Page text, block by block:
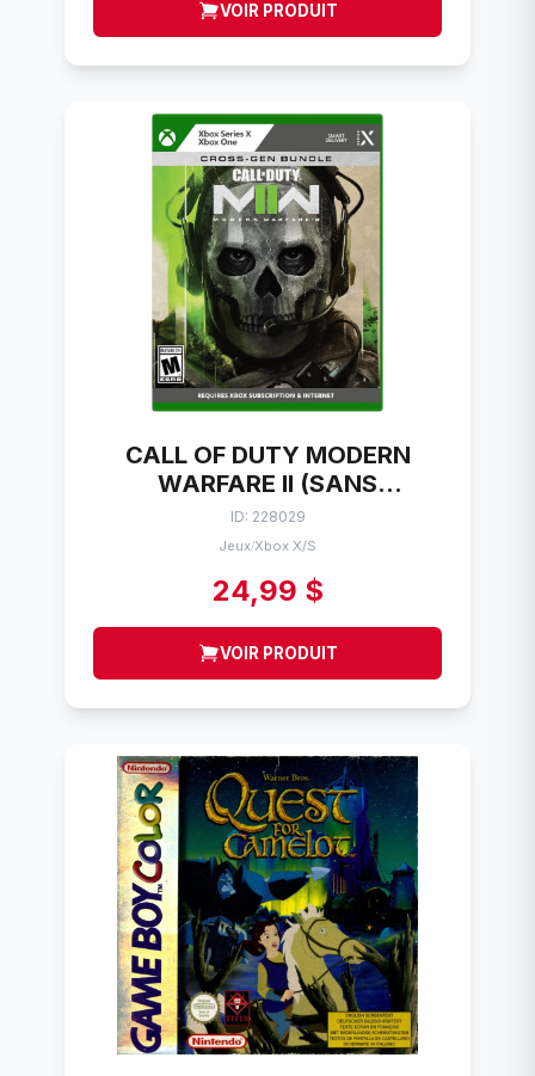
VOIR PRODUIT
CALL OF DUTY MODERN
WARFARE II (SANS
POCHETTE) MICROSOFT
XBOX ONE/SERIES X
ID: 228029
Jeux/Xbox X/S
24,99 $
VOIR PRODUIT